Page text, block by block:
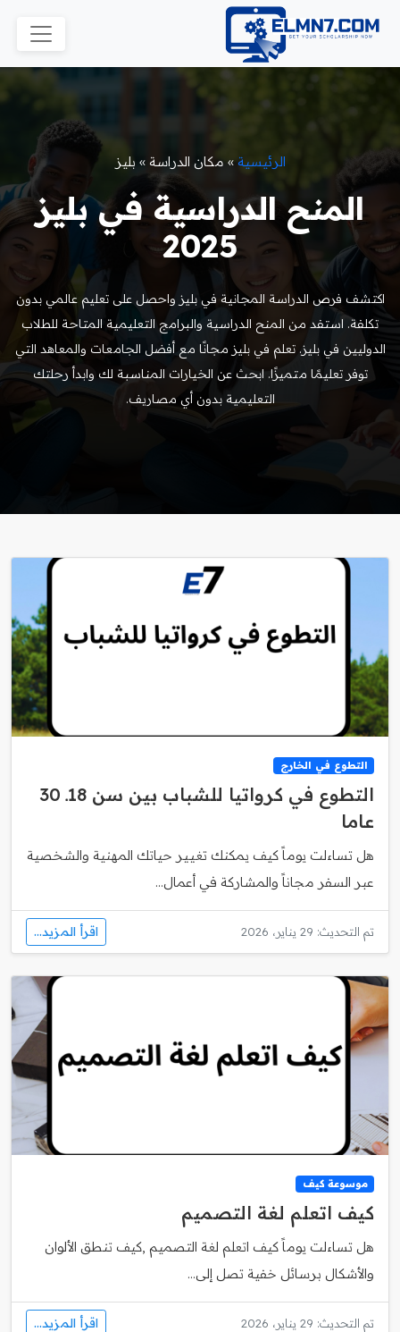
الرئيسية » مكان الدراسة » بليز
المنح الدراسية في بليز
2025
اكتشف فرص الدراسة المجانية في بليز واحصل على تعليم عالمي بدون
تكلفة. استفد من المنح الدراسية والبرامج التعليمية المتاحة للطلاب
الدوليين في بليز. تعلم في بليز مجانًا مع أفضل الجامعات والمعاهد التي
توفر تعليمًا متميزًا. ابحث عن الخيارات المناسبة لك وابدأ رحلتك
التعليمية بدون أي مصاريف.
التطوع في الخارج
التطوع في كرواتيا للشباب بين سن 18ـ 30
عاما
هل تساءلت يوماً كيف يمكنك تغيير حياتك المهنية والشخصية
عبر السفر مجاناً والمشاركة في أعمال...
تم التحديث: 29 يناير، 2026 اقرأ المزيد...
موسوعة كيف
كيف اتعلم لغة التصميم
هل تساءلت يوماً كيف اتعلم لغة التصميم ,كيف تنطق الألوان
والأشكال برسائل خفية تصل إلى...
تم التحديث: 29 يناير، 2026 اقرأ المزيد...